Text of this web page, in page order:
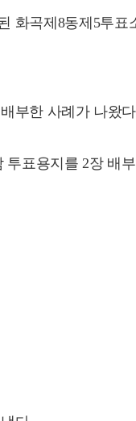
화곡제8동제5투표
부한 사례가 나왔
투표용지를 2장 배